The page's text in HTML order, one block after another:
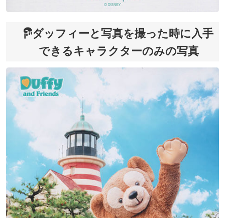
ダッフィーと写真を撮った時に入手
できるキャラクターのみの写真